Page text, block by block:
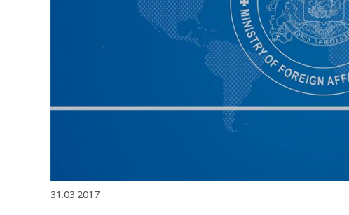
31.03.2017